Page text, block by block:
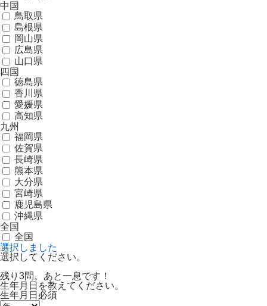
中国
鳥取県
島根県
岡山県
広島県
山口県
四国
徳島県
香川県
愛媛県
高知県
九州
福岡県
佐賀県
長崎県
熊本県
大分県
宮崎県
鹿児島県
沖縄県
全国
全国
選択しました
選択してください。
残り3問。あと一息です！
生年月日を教えてください。
生年月日 必須